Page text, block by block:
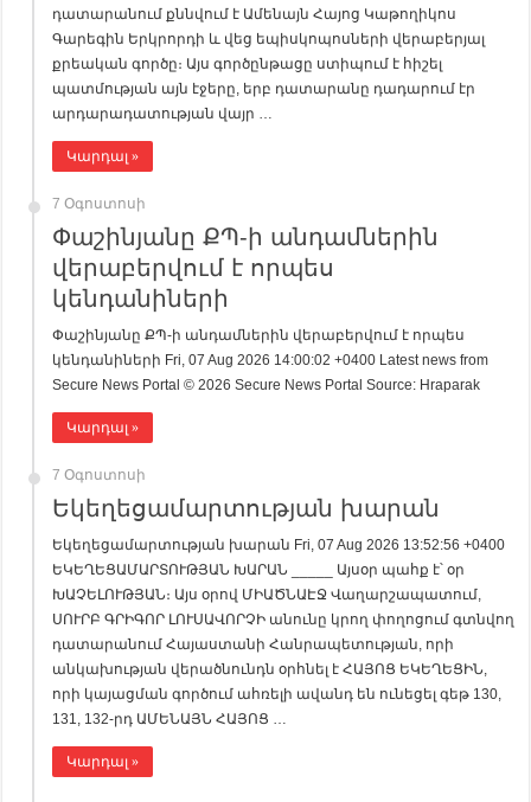
դատարանում քննվում է Ամենայն Հայոց Կաթողիկոս
Գարեգին Երկրորդի և վեց եպիսկոպոսների վերաբերյալ
քրեական գործը։ Այս գործընթացը ստիպում է հիշել
պատմության այն էջերը, երբ դատարանը դադարում էր
արդարադատության վայր …
Կարդալ »
7 Օգոստոսի
Փաշինյանը ՔՊ-ի անդամներին
վերաբերվում է որպես
կենդանիների
Փաշինյանը ՔՊ-ի անդամներին վերաբերվում է որպես
կենդանիների Fri, 07 Aug 2026 14:00:02 +0400 Latest news from
Secure News Portal © 2026 Secure News Portal Source: Hraparak
Կարդալ »
7 Օգոստոսի
Եկեղեցամարտության խարան
Եկեղեցամարտության խարան Fri, 07 Aug 2026 13:52:56 +0400
ԵԿԵՂԵՑԱՄԱՐՏՈՒԹՅԱՆ ԽԱՐԱՆ _____ Այսօր պահք է՝ օր
ԽԱՉԵԼՈՒԹՅԱՆ։ Այս օրով ՄԻԱԾՆԱԷՋ Վաղարշապատում,
ՍՈՒՐԲ ԳՐԻԳՈՐ ԼՈՒՍԱՎՈՐՉԻ անունը կրող փողոցում գտնվող
դատարանում Հայաստանի Հանրապետության, որի
անկախության վերածնունդն օրհնել է ՀԱՅՈՑ ԵԿԵՂԵՑԻՆ,
որի կայացման գործում ահռելի ավանդ են ունեցել գեթ 130,
131, 132-րդ ԱՄԵՆԱՅՆ ՀԱՅՈՑ …
Կարդալ »